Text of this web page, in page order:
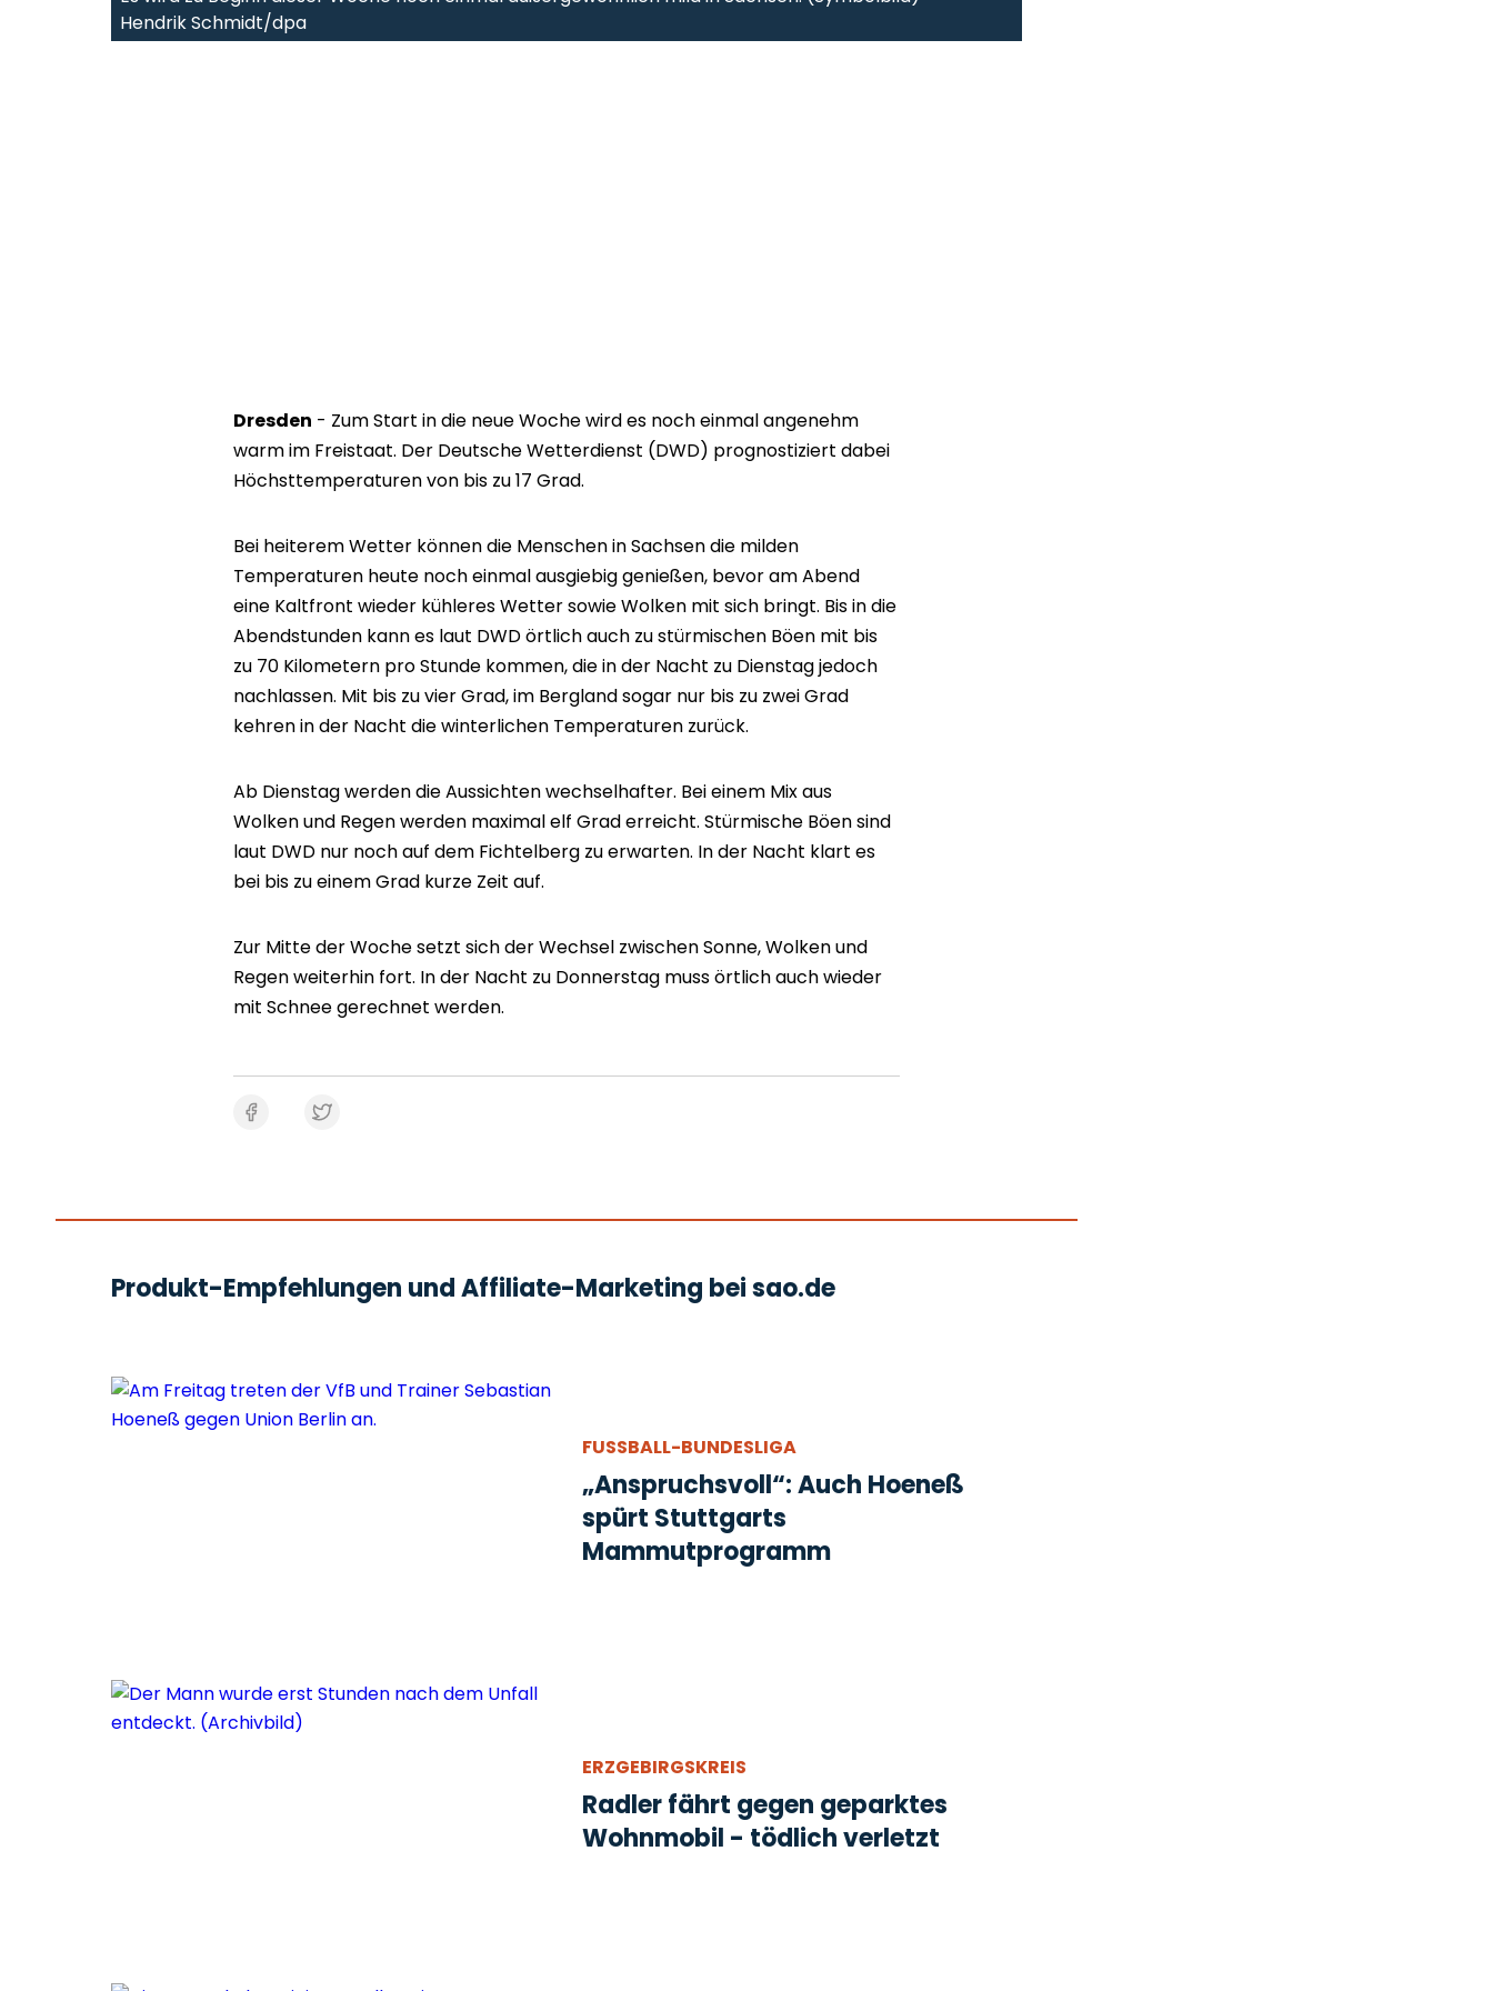
Hendrik Schmidt/dpa
Dresden - Zum Start in die neue Woche wird es noch einmal angenehm
warm im Freistaat. Der Deutsche Wetterdienst (DWD) prognostiziert dabei
Höchsttemperaturen von bis zu 17 Grad.
Bei heiterem Wetter können die Menschen in Sachsen die milden
Temperaturen heute noch einmal ausgiebig genießen, bevor am Abend
eine Kaltfront wieder kühleres Wetter sowie Wolken mit sich bringt. Bis in die
Abendstunden kann es laut DWD örtlich auch zu stürmischen Böen mit bis
zu 70 Kilometern pro Stunde kommen, die in der Nacht zu Dienstag jedoch
nachlassen. Mit bis zu vier Grad, im Bergland sogar nur bis zu zwei Grad
kehren in der Nacht die winterlichen Temperaturen zurück.
Ab Dienstag werden die Aussichten wechselhafter. Bei einem Mix aus
Wolken und Regen werden maximal elf Grad erreicht. Stürmische Böen sind
laut DWD nur noch auf dem Fichtelberg zu erwarten. In der Nacht klart es
bei bis zu einem Grad kurze Zeit auf.
Zur Mitte der Woche setzt sich der Wechsel zwischen Sonne, Wolken und
Regen weiterhin fort. In der Nacht zu Donnerstag muss örtlich auch wieder
mit Schnee gerechnet werden.
Produkt-Empfehlungen und Affiliate-Marketing bei sao.de
FUSSBALL-BUNDESLIGA
„Anspruchsvoll“: Auch Hoeneß
spürt Stuttgarts
Mammutprogramm
ERZGEBIRGSKREIS
Radler fährt gegen geparktes
Wohnmobil - tödlich verletzt